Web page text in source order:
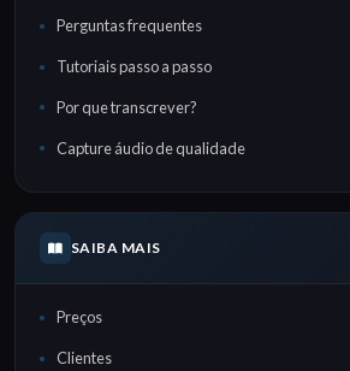
Perguntas frequentes
Tutoriais passo a passo
Por que transcrever?
Capture áudio de qualidade
SAIBA MAIS
Preços
Clientes